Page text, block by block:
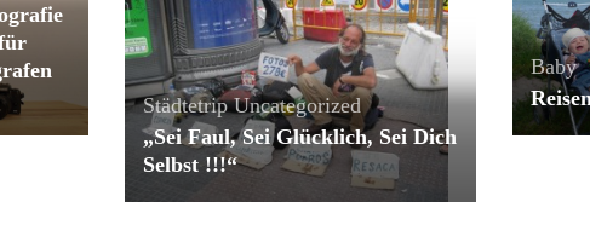
Städtetrip Uncategorized
„Sei Faul, Sei Glücklich, Sei Dich
Selbst !!!“
Baby